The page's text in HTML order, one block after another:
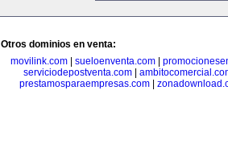
Otros dominios en venta:
movilink.com
sueloenventa.com
serviciodepostventa.com
prestamosparaempresas.com